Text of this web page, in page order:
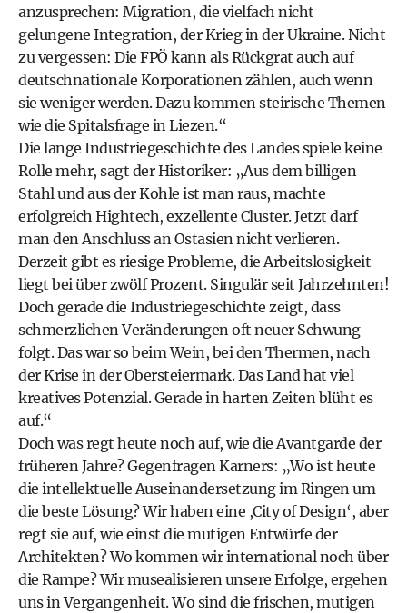
anzusprechen: Migra­tion, die vielfach nicht
gelungene Inte­gration, der Krieg in der Ukraine. Nicht
zu vergessen: Die FPÖ kann als Rückgrat auch auf
deutschnationale Korporationen zählen, auch wenn
sie weniger werden. Dazu kommen steirische Themen
wie die Spitalsfrage in Liezen.“
Die lange Industriegeschichte des Landes spiele keine
Rolle mehr, sagt der Historiker: „Aus dem billigen
Stahl und aus der Kohle ist man raus, machte
erfolgreich Hightech, exzellente Cluster. Jetzt darf
man den Anschluss an Ost­asien nicht verlieren.
Derzeit gibt es riesige Probleme, die Arbeitslosigkeit
liegt bei über zwölf Prozent. Singulär seit Jahrzehnten!
Doch gerade die Industriegeschichte zeigt, dass
schmerzlichen Veränderungen oft neuer Schwung
folgt. Das war so beim Wein, bei den Thermen, nach
der Krise in der Obersteiermark. Das Land hat viel
kreatives Potenzial. Gerade in harten Zeiten blüht es
auf.“
Doch was regt heute noch auf, wie die Avantgarde der
früheren Jahre? Gegenfragen Karners: „Wo ist heute
die intellektuelle Auseinandersetzung im Ringen um
die beste Lösung? Wir haben eine ,City of Design‘, aber
regt sie auf, wie einst die mutigen Entwürfe der
Architekten? Wo kommen wir international noch über
die Rampe? Wir musealisieren unsere Erfolge, ergehen
uns in Vergangenheit. Wo sind die frischen, mutigen